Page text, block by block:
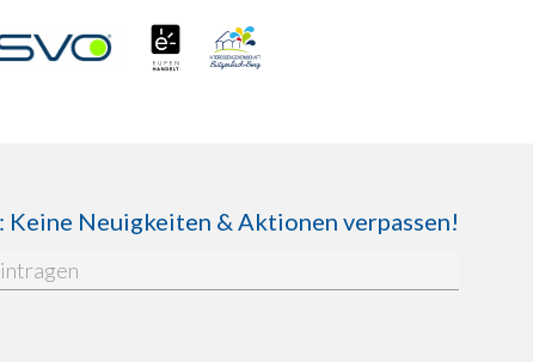
Keine Neuigkeiten & Aktionen verpassen!